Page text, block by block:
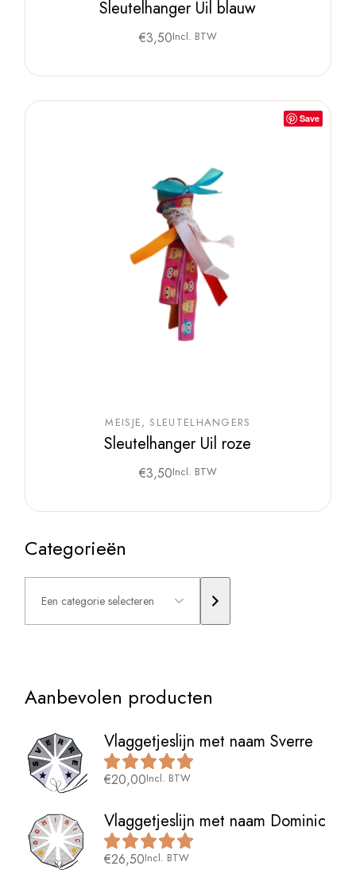
Sleutelhanger Uil blauw
€3,50Incl. BTW
Save
MEISJE SLEUTELHANGERS
Sleutelhanger Uil roze
€3,50Incl. BTW
Categorieën
Een
categorie
selecteren
Aanbevolen producten
Vlaggetjeslijn met naam Sverre
€20,00Incl. BTW
Vlaggetjeslijn met naam Dominic
€26,50Incl. BTW